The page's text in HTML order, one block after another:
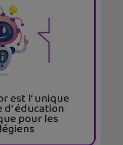
est l’ unique
éducation
pour les